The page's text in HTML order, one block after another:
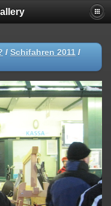
/ Schifahren 2011 /